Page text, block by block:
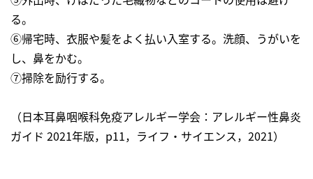
る。
⑥帰宅時、衣服や髪をよく払い入室する。洗顔、うがいを
し、鼻をかむ。
⑦掃除を励行する。
（日本耳鼻咽喉科免疫アレルギー学会：アレルギー性鼻炎
ガイド 2021年版，p11，ライフ・サイエンス，2021）